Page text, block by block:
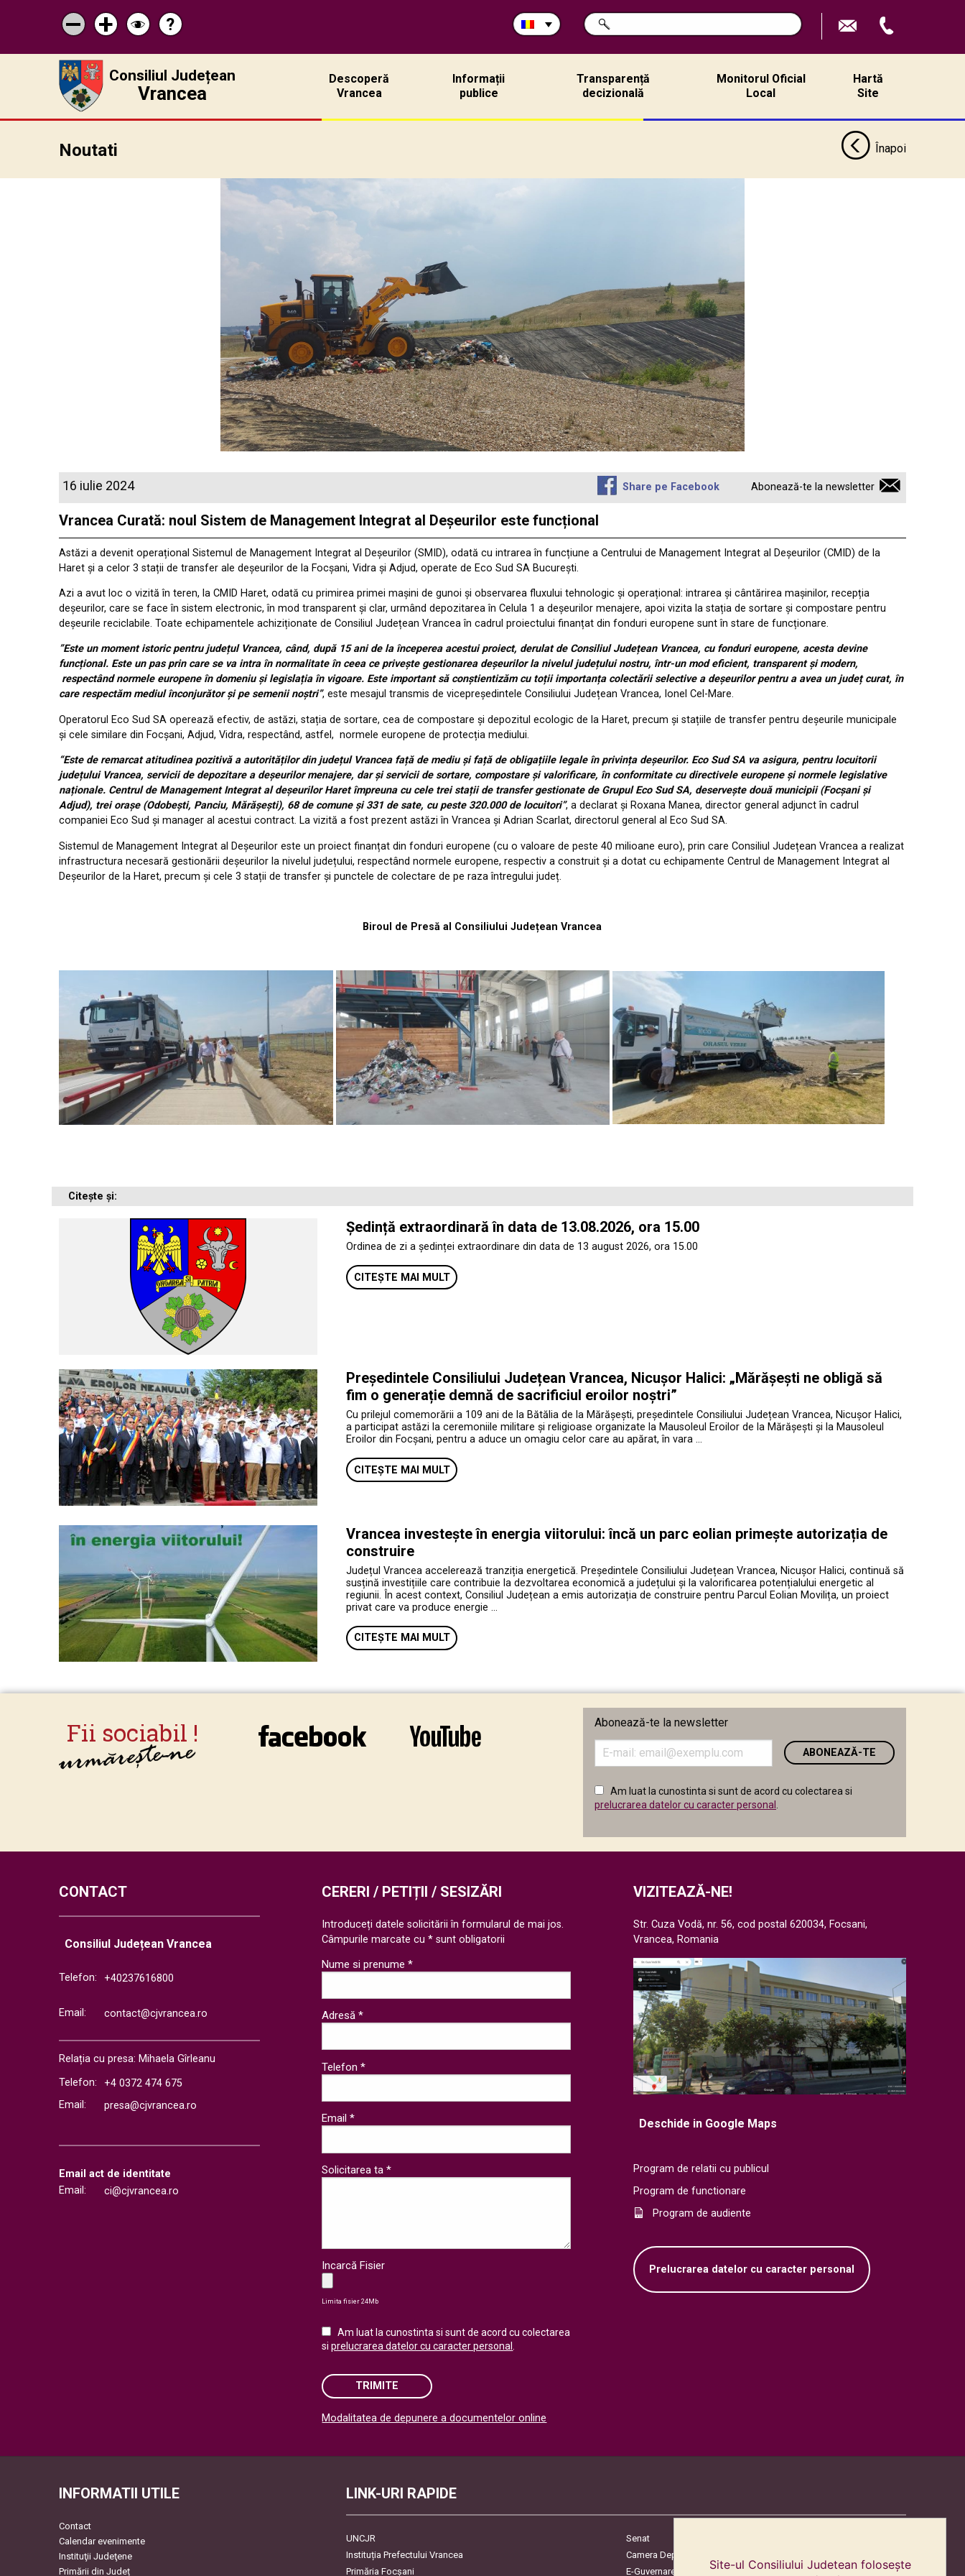
Micșorează
scrisul
Mărește
scrisul
Schimbă
contrastul
Pagina
de
ajutor
?
Caută
în
CAUTĂ
Consiliul Județean
Vrancea
Descoperă
Vrancea
Informații
publice
Transparență
decizională
Monitorul Oficial
Local
Hartă
Site
Noutati Înapoi
16 iulie 2024 Share pe Facebook Abonează-te la newsletter
Vrancea Curată: noul Sistem de Management Integrat al Deșeurilor este funcțional
Astăzi a devenit operațional Sistemul de Management Integrat al Deșeurilor (SMID), odată cu intrarea în funcțiune a Centrului de Management Integrat al Deșeurilor (CMID) de la
Haret și a celor 3 stații de transfer ale deșeurilor de la Focșani, Vidra și Adjud, operate de Eco Sud SA București.
Azi a avut loc o vizită în teren, la CMID Haret, odată cu primirea primei mașini de gunoi și observarea fluxului tehnologic și operațional: intrarea și cântărirea mașinilor, recepția
deșeurilor, care se face în sistem electronic, în mod transparent și clar, urmând depozitarea în Celula 1 a deșeurilor menajere, apoi vizita la stația de sortare și compostare pentru
deșeurile reciclabile. Toate echipamentele achiziționate de Consiliul Județean Vrancea în cadrul proiectului finanțat din fonduri europene sunt în stare de funcționare.
”Este un moment istoric pentru județul Vrancea, când, după 15 ani de la începerea acestui proiect, derulat de Consiliul Județean Vrancea, cu fonduri europene, acesta devine
funcțional. Este un pas prin care se va intra în normalitate în ceea ce privește gestionarea deșeurilor la nivelul județului nostru, într-un mod eficient, transparent și modern,
respectând normele europene în domeniu și legislația în vigoare. Este important să conștientizăm cu toții importanța colectării selective a deșeurilor pentru a avea un județ curat, în
care respectăm mediul înconjurător și pe semenii noștri”, este mesajul transmis de vicepreședintele Consiliului Județean Vrancea, Ionel Cel-Mare.
Operatorul Eco Sud SA operează efectiv, de astăzi, stația de sortare, cea de compostare și depozitul ecologic de la Haret, precum și stațiile de transfer pentru deșeurile municipale
și cele similare din Focșani, Adjud, Vidra, respectând, astfel, normele europene de protecția mediului.
“Este de remarcat atitudinea pozitivă a autorităților din județul Vrancea față de mediu și față de obligațiile legale în privința deșeurilor. Eco Sud SA va asigura, pentru locuitorii
județului Vrancea, servicii de depozitare a deșeurilor menajere, dar și servicii de sortare, compostare și valorificare, în conformitate cu directivele europene și normele legislative
naționale. Centrul de Management Integrat al deșeurilor Haret împreuna cu cele trei stații de transfer gestionate de Grupul Eco Sud SA, deservește două municipii (Focșani și
Adjud), trei orașe (Odobești, Panciu, Mărășești), 68 de comune și 331 de sate, cu peste 320.000 de locuitori”, a declarat și Roxana Manea, director general adjunct în cadrul
companiei Eco Sud și manager al acestui contract. La vizită a fost prezent astăzi în Vrancea și Adrian Scarlat, directorul general al Eco Sud SA.
Sistemul de Management Integrat al Deșeurilor este un proiect finanțat din fonduri europene (cu o valoare de peste 40 milioane euro), prin care Consiliul Județean Vrancea a realizat
infrastructura necesară gestionării deșeurilor la nivelul județului, respectând normele europene, respectiv a construit și a dotat cu echipamente Centrul de Management Integrat al
Deșeurilor de la Haret, precum și cele 3 stații de transfer și punctele de colectare de pe raza întregului județ.
Biroul de Presă al Consiliului Județean Vrancea
Citește și:
Ședință extraordinară în data de 13.08.2026, ora 15.00
Ordinea de zi a ședinței extraordinare din data de 13 august 2026, ora 15.00
CITEȘTE MAI MULT
Președintele Consiliului Județean Vrancea, Nicușor Halici: „Mărășești ne obligă să
fim o generație demnă de sacrificiul eroilor noștri”
Cu prilejul comemorării a 109 ani de la Bătălia de la Mărășești, președintele Consiliului Județean Vrancea, Nicușor Halici,
a participat astăzi la ceremoniile militare și religioase organizate la Mausoleul Eroilor de la Mărășești și la Mausoleul
Eroilor din Focșani, pentru a aduce un omagiu celor care au apărat, în vara …
CITEȘTE MAI MULT
Vrancea investește în energia viitorului: încă un parc eolian primește autorizația de
construire
Județul Vrancea accelerează tranziția energetică. Președintele Consiliului Județean Vrancea, Nicușor Halici, continuă să
susțină investițiile care contribuie la dezvoltarea economică a județului și la valorificarea potențialului energetic al
regiunii. În acest context, Consiliul Județean a emis autorizația de construire pentru Parcul Eolian Movilița, un proiect
privat care va produce energie …
CITEȘTE MAI MULT
Abonează-te la newsletter
Introduceți
adresa
email
în
câmpul
Am luat la cunostinta si sunt de acord cu colectarea si
prelucrarea datelor cu caracter personal
CONTACT
Consiliul Județean Vrancea
Telefon: +40237616800
Email: contact@cjvrancea.ro
Relația cu presa: Mihaela Gîrleanu
Telefon:
+4 0372 474 675
Email:
presa@cjvrancea.ro
Email act de identitate
Email:
ci@cjvrancea.ro
VIZITEAZĂ-NE!
Str. Cuza Vodă, nr. 56, cod postal 620034, Focsani,
Vrancea, Romania
Deschide in Google Maps
Program de relatii cu publicul
Program de functionare
Program de audiente
Prelucrarea datelor cu caracter personal
CERERI / PETIȚII / SESIZĂRI
Introduceți datele solicitării în formularul de mai jos.
Câmpurile marcate cu * sunt obligatorii
Nume si prenume *
Adresă *
Telefon *
Email *
Solicitarea ta *
Incarcă Fisier
Limita fisier 24Mb
Am luat la cunostinta si sunt de acord cu colectarea
siprelucrarea datelor cu caracter personal
TRIMITE
Please leave this field empty.
Modalitatea de depunere a documentelor online
INFORMATII UTILE
Contact
Calendar evenimente
Instituţii Judeţene
Primării din Județ
LINK-URI RAPIDE
UNCJR
Senat
Instituția Prefectului Vrancea
Camera Deputaților
Primăria Focşani
E-Guvernare
Site-ul Consiliului Judetean folosește